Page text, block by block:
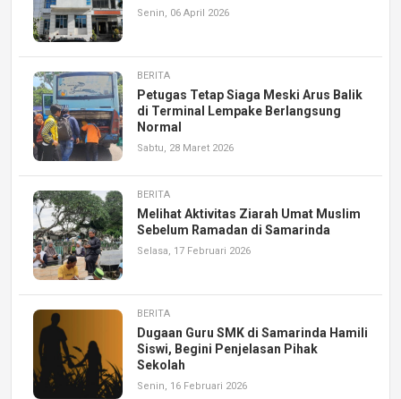
Senin, 06 April 2026
BERITA
Petugas Tetap Siaga Meski Arus Balik
di Terminal Lempake Berlangsung
Normal
Sabtu, 28 Maret 2026
BERITA
Melihat Aktivitas Ziarah Umat Muslim
Sebelum Ramadan di Samarinda
Selasa, 17 Februari 2026
BERITA
Dugaan Guru SMK di Samarinda Hamili
Siswi, Begini Penjelasan Pihak
Sekolah
Senin, 16 Februari 2026